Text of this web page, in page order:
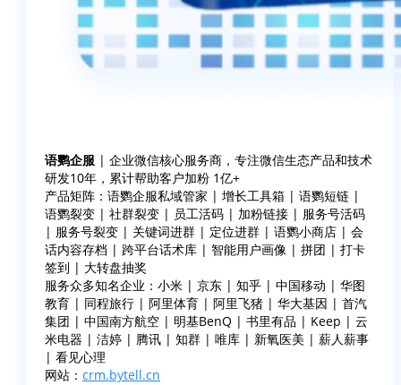
语鹦企服 | 企业微信核心服务商，专注微信生态产品和技术
研发10年，累计帮助客户加粉 1亿+
产品矩阵：语鹦企服私域管家 | 增长工具箱 | 语鹦短链 |
语鹦裂变 | 社群裂变 | 员工活码 | 加粉链接 | 服务号活码
| 服务号裂变 | 关键词进群 | 定位进群 | 语鹦小商店 | 会
话内容存档 | 跨平台话术库 | 智能用户画像 | 拼团 | 打卡
签到 | 大转盘抽奖
服务众多知名企业：小米 | 京东 | 知乎 | 中国移动 | 华图
教育 | 同程旅行 | 阿里体育 | 阿里飞猪 | 华大基因 | 首汽
集团 | 中国南方航空 | 明基BenQ | 书里有品 | Keep | 云
米电器 | 洁婷 | 腾讯 | 知群 | 唯库 | 新氧医美 | 薪人薪事
| 看见心理
网站： crm.bytell.cn